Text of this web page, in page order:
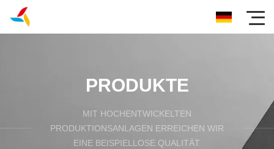
PRODUKTE
MIT HOCHENTWICKELTEN
PRODUKTIONSANLAGEN ERREICHEN WIR
EINE BEISPIELLOSE QUALITÄT.